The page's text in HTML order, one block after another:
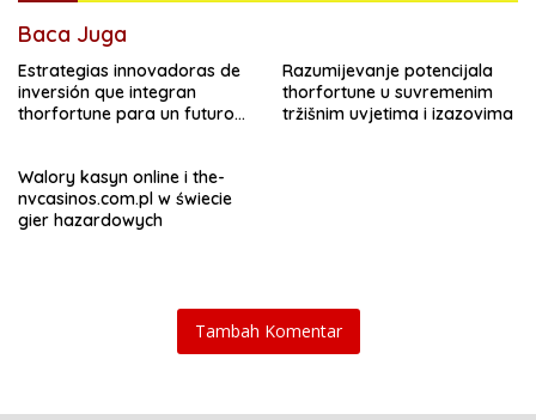
Baca Juga
Estrategias innovadoras de
inversión que integran
thorfortune para un futuro
Razumijevanje potencijala
thorfortune u suvremenim
tržišnim uvjetima i izazovima
Walory kasyn online i the-
nvcasinos.com.pl w świecie
gier hazardowych
Tambah Komentar